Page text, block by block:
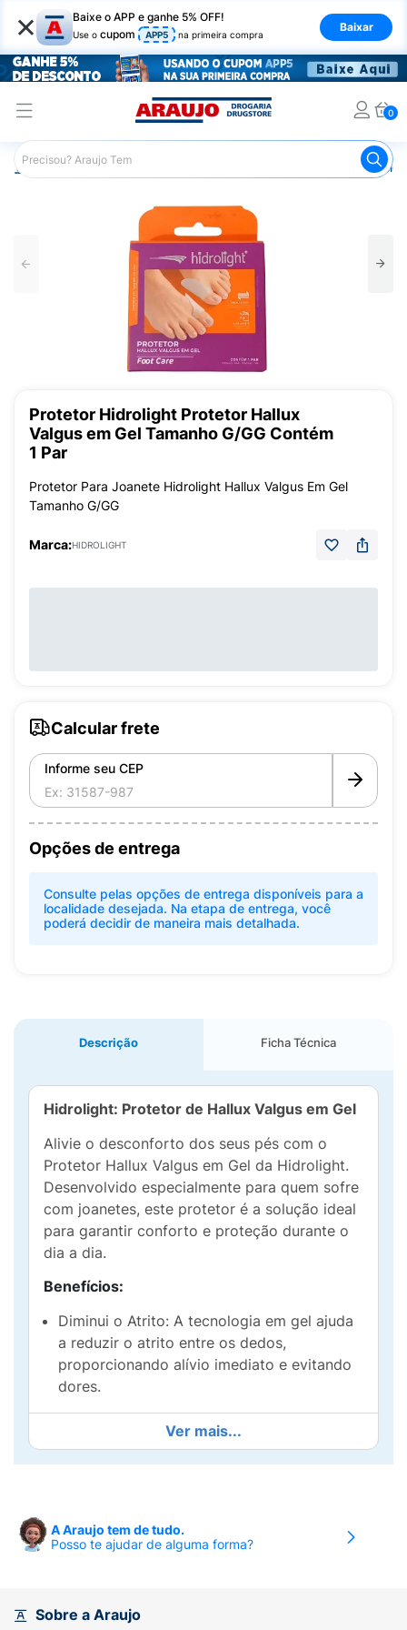
× Baixe o APP e ganhe 5% OFF!
Use o cupom APP5 na primeira compra
Baixar
0
Araujo Saúde e Bem Estar Fisioterapia e Atividade Física
Protetor Hidrolight Protetor Hallux
Valgus em Gel Tamanho G/GG Contém
1 Par
Protetor Para Joanete Hidrolight Hallux Valgus Em Gel
Tamanho G/GG
Marca:HIDROLIGHT
Calcular frete
Informe seu CEP
Opções de entrega
Consulte pelas opções de entrega disponíveis para a
localidade desejada. Na etapa de entrega, você
poderá decidir de maneira mais detalhada.
Descrição Ficha Técnica
Hidrolight: Protetor de Hallux Valgus em Gel
Alivie o desconforto dos seus pés com o
Protetor Hallux Valgus em Gel da Hidrolight.
Desenvolvido especialmente para quem sofre
com joanetes, este protetor é a solução ideal
para garantir conforto e proteção durante o
dia a dia.
Benefícios:
Diminui o Atrito: A tecnologia em gel ajuda
a reduzir o atrito entre os dedos,
proporcionando alívio imediato e evitando
dores.
Conforto Duradouro: O design ergonômico
se adapta aos seus pés, garantindo que
você possa usar por longos períodos sem
Proteção ao Joanete: Ele oferece suporte e
proteção específicos para a área do
Coloque o protetor sobre o joanete,
Ver mais...
A Araujo tem de tudo.
Posso te ajudar de alguma forma?
Sobre a Araujo